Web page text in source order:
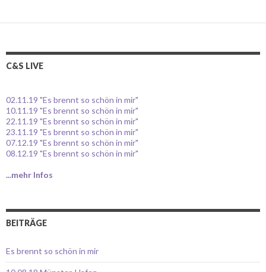
C&S LIVE
02.11.19 "Es brennt so schön in mir"
10.11.19 "Es brennt so schön in mir"
22.11.19 "Es brennt so schön in mir"
23.11.19 "Es brennt so schön in mir"
07.12.19 "Es brennt so schön in mir"
08.12.19 "Es brennt so schön in mir"
...mehr Infos
BEITRÄGE
Es brennt so schön in mir